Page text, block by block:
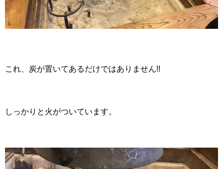
これ、炭が置いてあるだけではありません!!
しっかりと火がついています。